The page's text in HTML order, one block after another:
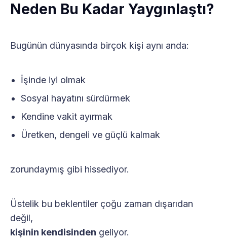
Neden Bu Kadar Yaygınlaştı?
Bugünün dünyasında birçok kişi aynı anda:
İşinde iyi olmak
Sosyal hayatını sürdürmek
Kendine vakit ayırmak
Üretken, dengeli ve güçlü kalmak
zorundaymış gibi hissediyor.
Üstelik bu beklentiler çoğu zaman dışarıdan
değil,
kişinin kendisinden geliyor.